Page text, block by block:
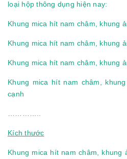
loại hộp thông dụng hiện nay:
Khung mica hít nam châm, khung
Khung mica hít nam châm, khung
Khung mica hít nam châm, khung
Khung mica hít nam châm,
cạnh
Kích thước
Khung mica hít nam châm, khung